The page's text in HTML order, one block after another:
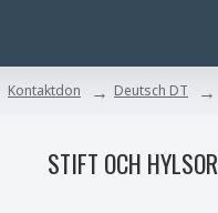
Kontaktdon Deutsch DT
STIFT OCH HYLSOR